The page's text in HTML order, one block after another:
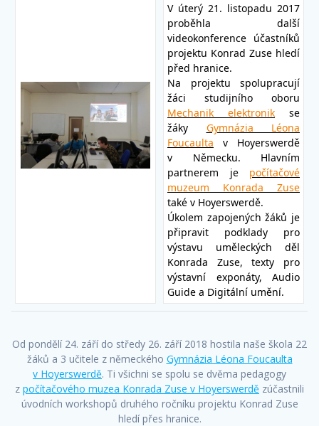
V úterý 21. listopadu 2017
proběhla další
videokonference účastníků
projektu Konrad Zuse hledí
před hranice.
Na projektu spolupracují
žáci studijního oboru
Mechanik elektronik se
žáky Gymnázia Léona
Foucaulta v Hoyerswerdě
v Německu. Hlavním
partnerem je počítačové
muzeum Konrada Zuse
také v Hoyerswerdě.
Úkolem zapojených žáků je
připravit podklady pro
výstavu uměleckých děl
Konrada Zuse, texty pro
výstavní exponáty, Audio
Guide a Digitální umění.
Od pondělí 24. září do středy 26. září 2018 hostila naše škola 22
žáků a 3 učitele z německého Gymnázia Léona Foucaulta
v Hoyerswerdě. Ti všichni se spolu se dvěma pedagogy
z počítačového muzea Konrada Zuse v Hoyerswerdě zúčastnili
úvodních workshopů druhého ročníku projektu Konrad Zuse
hledí přes hranice.